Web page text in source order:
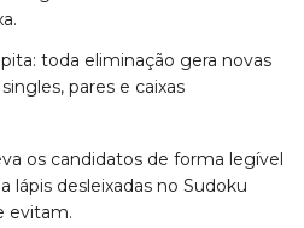
toda eliminação gera novas
pares e caixas
os candidatos de forma legível
lápis desleixadas no Sudoku
evitam.